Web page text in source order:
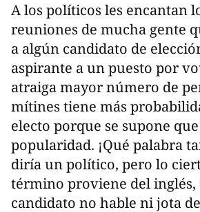
A los políticos les encantan
reuniones de mucha gente
a algún candidato de
aspirante a un puesto por
atraiga mayor número de
mítines tiene más
electo porque se supone
popularidad. ¡Qué palabra
diría un político, pero lo
término proviene del inglés,
candidato no hable ni jota